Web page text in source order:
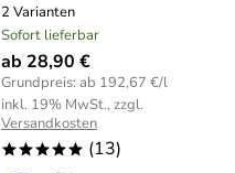
2 Varianten
Sofort lieferbar
ab 28,90 €
Grundpreis: ab 192,67 €/l
inkl. 19% MwSt., zzgl.
Versandkosten
***** (13)